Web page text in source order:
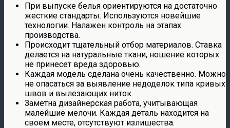
При выпуске белья ориентируются на достаточно
жесткие стандарты. Используются новейшие
технологии. Налажен контроль на этапах
производства.
Происходит тщательный отбор материалов. Ставка
делается на натуральные ткани, ношение которых
не принесет вреда здоровью.
Каждая модель сделана очень качественно. Можно
не опасаться за выявление недоделок типа кривых
швов и вылезающих ниток.
Заметна дизайнерская работа, учитывающая
малейшие мелочи. Каждая деталь находится на
своем месте, отсутствуют излишества.